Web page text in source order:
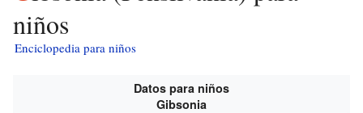
niños
Enciclopedia para niños
Datos para niños
Gibsonia